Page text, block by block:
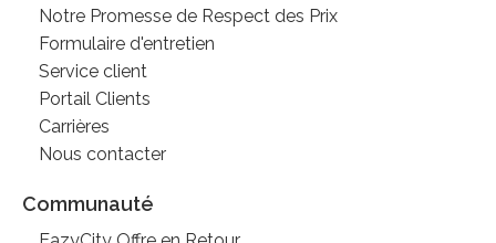
Notre Promesse de Respect des Prix
Formulaire d'entretien
Service client
Portail Clients
Carrières
Nous contacter
Communauté